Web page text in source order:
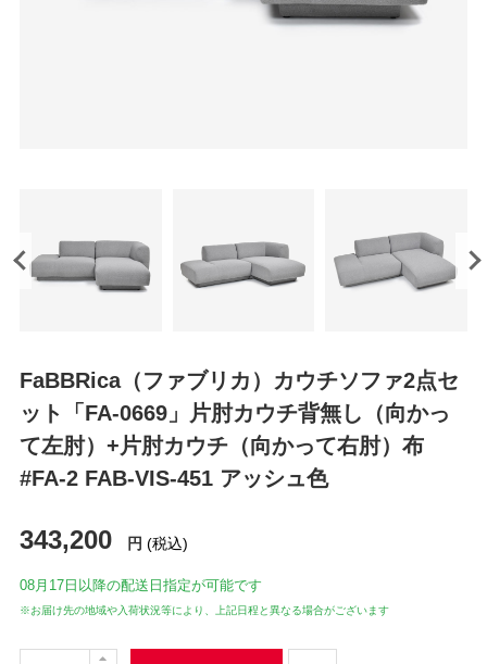
FaBBRica（ファブリカ）カウチソファ2点セ
ット「FA-0669」片肘カウチ背無し（向かっ
て左肘）+片肘カウチ（向かって右肘）布
#FA-2 FAB-VIS-451 アッシュ色
343,200 円 (税込)
08月17日 以降の配送日指定が可能です
※お届け先の地域や入荷状況等により、上記日程と異なる場合がございます